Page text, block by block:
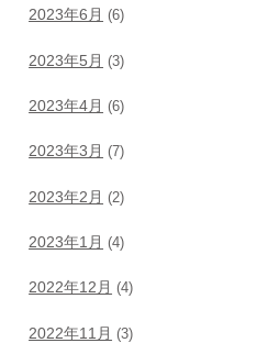
2023年6月 (6)
2023年5月 (3)
2023年4月 (6)
2023年3月 (7)
2023年2月 (2)
2023年1月 (4)
2022年12月 (4)
2022年11月 (3)